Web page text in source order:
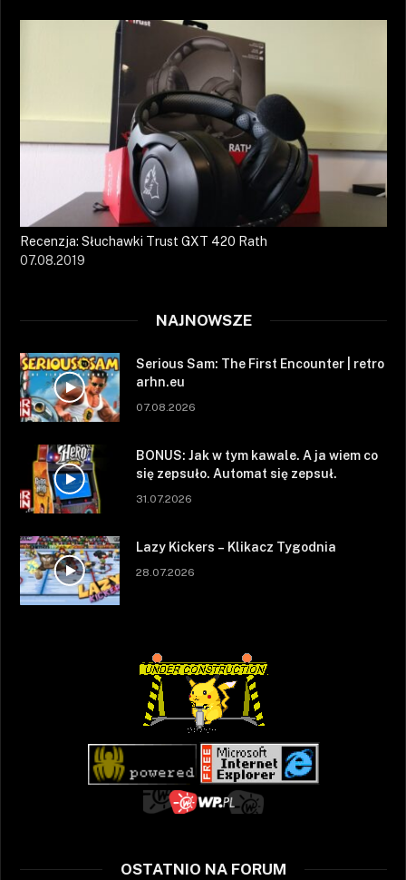
Recenzja: Słuchawki Trust GXT 420 Rath
07.08.2019
NAJNOWSZE
Serious Sam: The First Encounter | retro
arhn.eu
07.08.2026
BONUS: Jak w tym kawale. A ja wiem co
się zepsuło. Automat się zepsuł.
31.07.2026
Lazy Kickers – Klikacz Tygodnia
28.07.2026
OSTATNIO NA FORUM